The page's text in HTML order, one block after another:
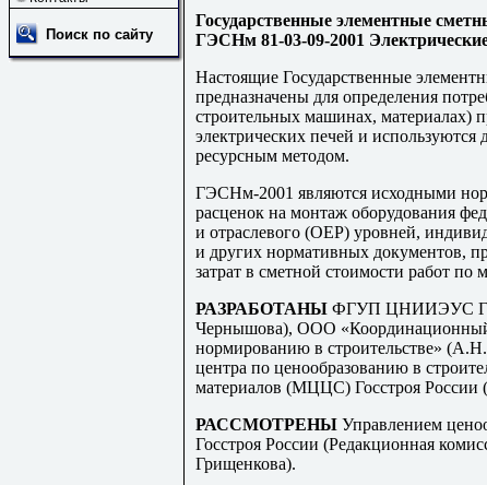
Поиск по сайту
Государственные элементные
ГЭСНм 81-03-09-2001
Настоящие Государственные
предназначены для определения
строительных машинах, материалах)
электрических печей и используются
ресурсным методом.
ГЭСНм-2001 являются исходными
расценок на монтаж оборудования
и отраслевого (ОЕР) уровней,
и других нормативных документов,
затрат в сметной стоимости работ по
РАЗРАБОТАНЫ ФГУП ЦНИИЭУС
Чернышова), ООО
нормированию в строительстве»
центра по ценообразованию в
материалов (МЦЦС) Госстроя
РАССМОТРЕНЫ Управлением
Госстроя России (Редакционная
Грищенкова).